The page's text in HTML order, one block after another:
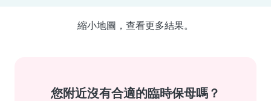
縮小地圖，查看更多結果。
您附近沒有合適的臨時保母嗎？